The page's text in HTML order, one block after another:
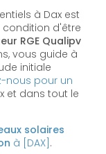
à Dax est
d'être
RGE Qualipv
vous guide à
initiale
nous pour un
et dans tout le
solaires
à [DAX] .